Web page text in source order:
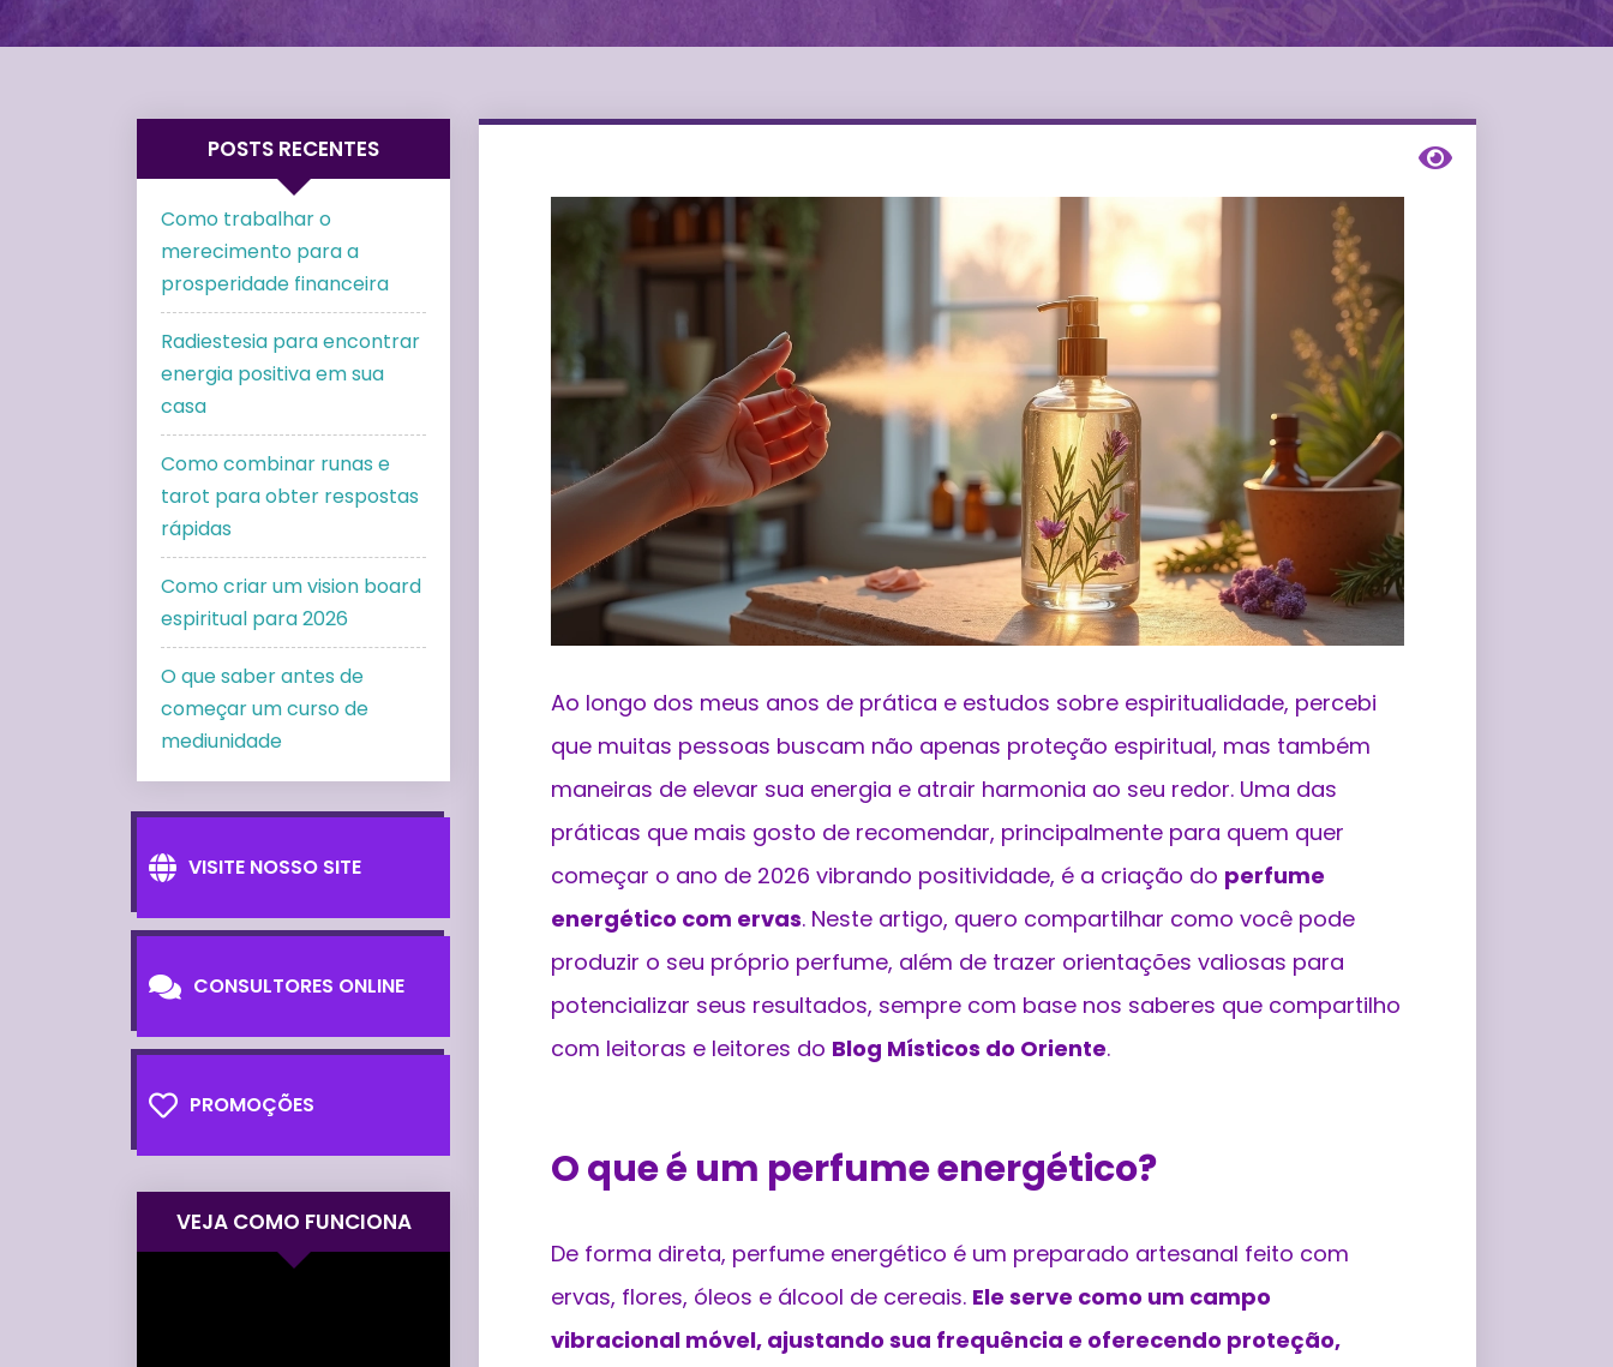
Ao longo dos meus anos de prática e estudos sobre espiritualidade, percebi
que muitas pessoas buscam não apenas proteção espiritual, mas também
maneiras de elevar sua energia e atrair harmonia ao seu redor. Uma das
práticas que mais gosto de recomendar, principalmente para quem quer
começar o ano de 2026 vibrando positividade, é a criação do perfume
energético com ervas. Neste artigo, quero compartilhar como você pode
produzir o seu próprio perfume, além de trazer orientações valiosas para
potencializar seus resultados, sempre com base nos saberes que compartilho
com leitoras e leitores do Blog Místicos do Oriente.
O que é um perfume energético?
De forma direta, perfume energético é um preparado artesanal feito com
ervas, flores, óleos e álcool de cereais. Ele serve como um campo
vibracional móvel, ajustando sua frequência e oferecendo proteção,
POSTS RECENTES
Como trabalhar o
merecimento para a
prosperidade financeira
Radiestesia para encontrar
energia positiva em sua
casa
Como combinar runas e
tarot para obter respostas
rápidas
Como criar um vision board
espiritual para 2026
O que saber antes de
começar um curso de
mediunidade
VISITE NOSSO SITE
CONSULTORES ONLINE
PROMOÇÕES
VEJA COMO FUNCIONA